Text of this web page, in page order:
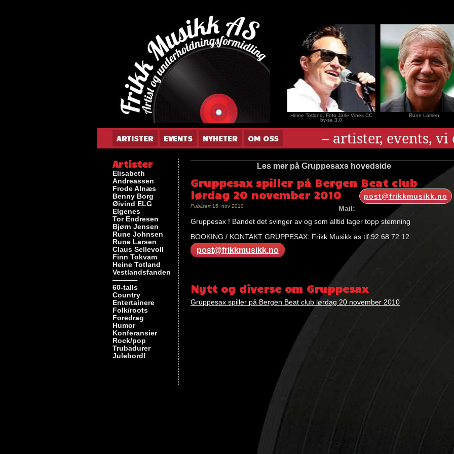
Gunnar Andersen
Heine Totland, Foto Jarle Vines CC
by-sa 3.0
Rune Larsen
ARTISTER EVENTS NYHETER OM OSS – artister, events,
Les mer på Gruppesaxs hovedside
Gruppesax spiller på Bergen Beat club
lørdag 20 november 2010
post@frikkmusikk.no
Mail:
Publisert 15. nov 2010
Gruppesax ! Bandet det svinger av og som alltid lager topp stemning
BOOKING / KONTAKT GRUPPESAX: Frikk Musikk as tlf 92 68 72 12
post@frikkmusikk.no
Nytt og diverse om Gruppesax
Gruppesax spiller på Bergen Beat club lørdag 20 november 2010
Artister
Elisabeth
Andreassen
Frode Alnæs
Benny Borg
Øivind ELG
Elgenes
Tor Endresen
Bjørn Jensen
Rune Johnsen
Rune Larsen
Claus Sellevoll
Finn Tokvam
Heine Totland
Vestlandsfanden
———–
60-talls
Country
Entertainere
Folk/roots
Foredrag
Humor
Konferansier
Rock/pop
Trubadurer
Julebord!